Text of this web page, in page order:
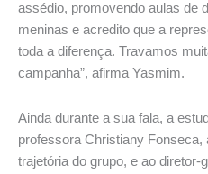
assédio, promovendo aulas de
meninas e acredito que a
toda a diferença. Travamos
campanha”, afirma Yasmim.
Ainda durante a sua fala, a
professora Christiany Fonseca,
trajetória do grupo, e ao diretor-